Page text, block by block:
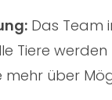
Das Team
Tiere
mehr über